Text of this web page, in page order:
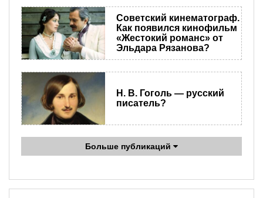
Советский кинематограф.
Как появился кинофильм
«Жестокий романс» от
Эльдара Рязанова?
Н. В. Гоголь — русский
писатель?
Больше публикаций